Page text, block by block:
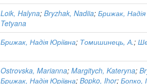
Loik, Halyna; Bryzhak, Nadiia; Брижак, Надія
Tetyana
Брижак, Надія Юріївна; Томишинець, А.;
Ostrovska, Marianna; Margitych, Kateryna;
Брижак, Надія Юріївна; Bopko, Ihor; Бопко,